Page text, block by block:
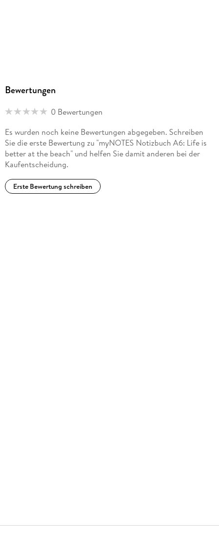
Bewertungen
0 Bewertungen
Es wurden noch keine Bewertungen abgegeben. Schreiben
Sie die erste Bewertung zu "myNOTES Notizbuch A6: Life is
better at the beach" und helfen Sie damit anderen bei der
Kaufentscheidung.
Erste Bewertung schreiben